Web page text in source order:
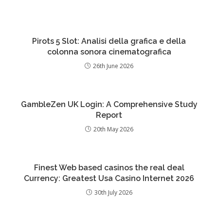
Pirots 5 Slot: Analisi della grafica e della
colonna sonora cinematografica
26th June 2026
GambleZen UK Login: A Comprehensive Study
Report
20th May 2026
Finest Web based casinos the real deal
Currency: Greatest Usa Casino Internet 2026
30th July 2026